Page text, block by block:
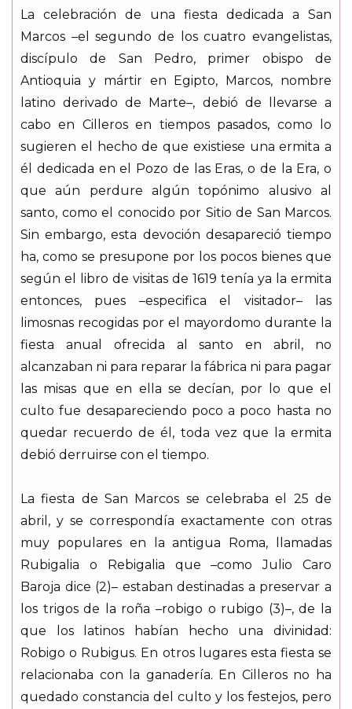
La celebración de una fiesta dedicada a San
Marcos –el segundo de los cuatro evangelistas,
discípulo de San Pedro, primer obispo de
Antioquia y mártir en Egipto, Marcos, nombre
latino derivado de Marte–, debió de llevarse a
cabo en Cilleros en tiempos pasados, como lo
sugieren el hecho de que existiese una ermita a
él dedicada en el Pozo de las Eras, o de la Era, o
que aún perdure algún topónimo alusivo al
santo, como el conocido por Sitio de San Marcos.
Sin embargo, esta devoción desapareció tiempo
ha, como se presupone por los pocos bienes que
según el libro de visitas de 1619 tenía ya la ermita
entonces, pues –especifica el visitador– las
limosnas recogidas por el mayordomo durante la
fiesta anual ofrecida al santo en abril, no
alcanzaban ni para reparar la fábrica ni para pagar
las misas que en ella se decían, por lo que el
culto fue desapareciendo poco a poco hasta no
quedar recuerdo de él, toda vez que la ermita
debió derruirse con el tiempo.
La fiesta de San Marcos se celebraba el 25 de
abril, y se correspondía exactamente con otras
muy populares en la antigua Roma, llamadas
Rubigalia o Rebigalia que –como Julio Caro
Baroja dice (2)– estaban destinadas a preservar a
los trigos de la roña –robigo o rubigo (3)–, de la
que los latinos habían hecho una divinidad:
Robigo o Rubigus. En otros lugares esta fiesta se
relacionaba con la ganadería. En Cilleros no ha
quedado constancia del culto y los festejos, pero